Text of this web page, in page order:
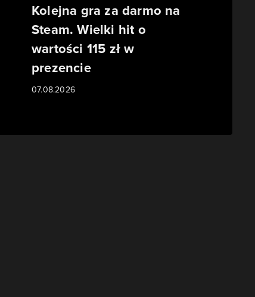
Kolejna gra za darmo na
Steam. Wielki hit o
wartości 115 zł w
prezencie
07.08.2026